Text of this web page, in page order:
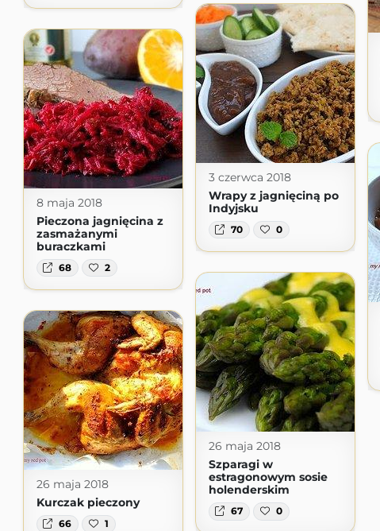
3 czerwca 2018
Wrapy z jagnięciną po
Indyjsku
70 0
8 maja 2018
Pieczona jagnięcina z
zasmażanymi
buraczkami
68 2
26 maja 2018
Szparagi w
estragonowym sosie
holenderskim
67 0
26 maja 2018
Kurczak pieczony
66 1